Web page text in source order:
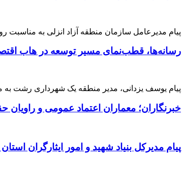
پیام مدیرعامل سازمان منطقه آزاد انزلی به مناسبت
رسانه‌ها، قطب‌نمای مسیر توسعه در هاب
پیام یوسف یزدانی، مدیر منطقه یک شهرداری رشت به
خبرنگاران؛ معماران اعتماد عمومی و راویان
پیام مدیرکل بنیاد شهید و امور ایثارگران